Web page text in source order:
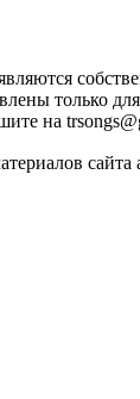
только
на
сайта